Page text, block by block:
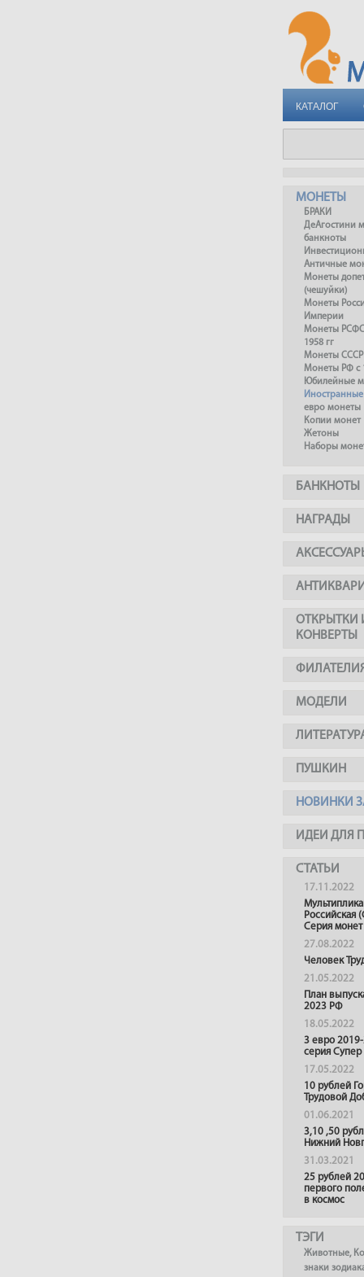
КАТАЛОГ
МОНЕТЫ
БРАКИ
ДеАгостини
банкноты
Античные
Монеты
(чешуйки)
Монеты
Империи
Монеты
1958 гг
Монеты СССР
Монеты РФ с
Юбилейные
евро монеты
Копии монет
Жетоны
Наборы
БАНКНОТЫ
НАГРАДЫ
ОТКРЫТКИ
КОНВЕРТЫ
МОДЕЛИ
ПУШКИН
НОВИНКИ
ИДЕИ ДЛЯ
СТАТЬИ
17.11.2022
Российская
Серия монет
27.08.2022
Человек
21.05.2022
План
2023 РФ
18.05.2022
3 евро
серия
17.05.2022
10 рублей
Трудовой
01.06.2021
3,10 ,50
Нижний
31.03.2021
25 рублей
первого
в космос
ТЭГИ
Животные,
знаки